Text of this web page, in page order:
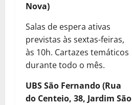
Nova)
Salas de espera ativas
previstas às sextas-feiras,
às 10h. Cartazes temáticos
durante todo o mês.
UBS São Fernando (Rua
do Centeio, 38, Jardim São